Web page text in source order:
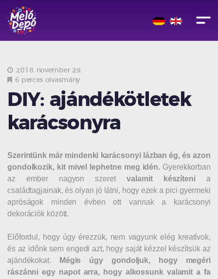
2018. november 29.
6 perces olvasmány
DIY: ajándékötletek
karácsonyra
Szerintünk már mindenki karácsonyi lázban ég, és azon
gondolkozik, kit mivel lephetne meg idén. Gyerekkorban
az ember nagyon szeretvalamit készítenia
családtagjainak, és olyan jó látni, hogy ezek a pici gyermeki
apróságok minden évben ott vannak a karácsonyi
dekorációk között.
Előfordul, hogy úgy érezzük, nem vagyunk elég kreatívok,
és az időnk sem engedi azt, hogy saját kézzel készítsük az
ajándékokat.
Mégis úgy gondoljuk, hogy megéri
rászánni egy napot arra, hogy alkossunk valamit a fa